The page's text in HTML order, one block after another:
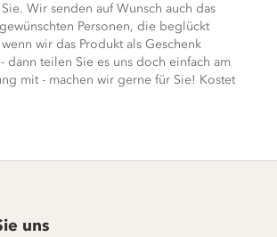
Wir senden auf Wunsch auch das
Personen, die beglückt
wir das Produkt als Geschenk
dann teilen Sie es uns doch einfach am
mit - machen wir gerne für Sie! Kostet
uns